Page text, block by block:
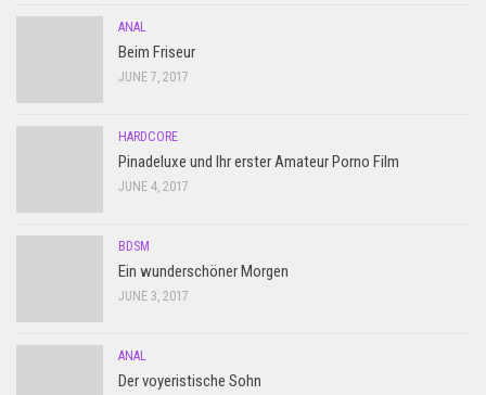
ANAL
Beim Friseur
JUNE 7, 2017
HARDCORE
Pinadeluxe und Ihr erster Amateur Porno Film
JUNE 4, 2017
BDSM
Ein wunderschöner Morgen
JUNE 3, 2017
ANAL
Der voyeristische Sohn